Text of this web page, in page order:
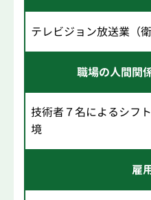
テレビジョン放送業（
職場の人間関
技術者７名によるシフ
境
雇